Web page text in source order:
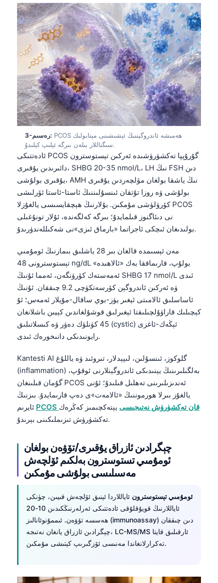
3-رەسىم: PCOS ھەمىشە ئاندروگېننىڭ ئېشىشىنى مېتابولىك
سىگناللار بىلەن بىرگە ئېلىپ كېلىدۇ.
ئادەتتىكى PCOS گۇرۇپپا تەكشۈرۈشىدە ئەركىن تېستوسترون
دائىرىدىن يۇقىرى، SHBG 20-35 nmol/L، LH نىڭ FSH دىن
يۇقىرى بولۇشى، AMH نىڭ ياشقا بولغان مۆلچەردىن يۇقىرى
بولۇشى ۋە روزا تۇتقان ئىنسۇلىننىڭ ئاستا-ئاستا ئۆرلىشى
كۆرۈلۈشى مۇمكىن. بۇلارنىڭ ھېچقايسىسى يالغۇزلا PCOS
نى دىئاگنوز قىلمايدۇ؛ بىرگە كەلگەندە، ئۇلار تونۇغىلى
بولىدىغان ئىچكى ئاجراتما «بارماق ئىزى»نى شەكىللەندۈرىدۇ.
مەن ئېسىمدە قالغان بىر 28 ياشلىق بىمارنىڭ ئومۇمىي
تېستوسترونى 48 ng/dL بولۇپ، قارىماققا بەك «ئالاھىدە»
ئەمەستەك كۆرۈنگەن، ئەمما ئۇنىڭ SHBG 17 nmol/L ئىدى
ۋە ئەركىن ئاندروگېن كۆرسەتكۈچى 9.2 چىققان. ئۇنىڭ
ئاساسلىق ئالامىتى ئېغىر يۈز-بوي ساقال-مۇيلار ئەمەس؛ ئۇ
كېچىلىك قاراۋۇلچىلىقتا ئېغىرلىق قوشۇلغاندىن كېيىن باشلانغان
45 كۈنلۈك دەۋر ۋە كىسلاتىلىق (cystic) ئېڭەك-ئاغزى
رايونىدىكى دانىخورەك ئىدى.
Kantesti AI گلوكوز، ئىنسۇلىن، لىپېدلار، تىروئىد ۋە ياللۇغ
(inflammation) بەلگىلىرىنىڭ يېنىدىكى ئاندروگېنلارنى ئوقۇپ،
گۇمان قىلىنغان PCOS ئەندىزىلىرىنى تەھلىل قىلىدۇ؛ ئۇنى
يالغۇز بىرلا ھورموننىڭ «ئالامەت»ى دەپ قارىمايدۇ. بىزنىڭ
PCOS قان تەكشۈرۈش نەتىجىسى يېتەكچىمىز كەڭرەك
تەكشۈرۈش تىزىملىكىنى بېرىدۇ.
چېگرادىن ئازراق يۇقىرى/تۆۋەن بولغان
ئومۇمىي تستوسترون بەلكىم ئۆلچەش
مەسىلىسى بولۇشى مۇمكىن
ئومۇمىي تېستوسترون ئاياللاردا ئېنىق ئۆلچەش قىيىن، چۈنكى
ئاياللارنىڭ قويۇقلۇقى ئادەتتىكى ئەرلەرنىڭكىدىن 10-20
ھەسسە تۆۋەن. ئىممۇنوئانالىز (immunoassay) دىن چىققان
چېگرادىن ئازراق يانغان نەتىجە، LC-MS/MS ئارقىلىق قايتا
تەكرارلانغاندا مەنىسى ئۆزگىرىپ كېتىشى مۇمكىن.